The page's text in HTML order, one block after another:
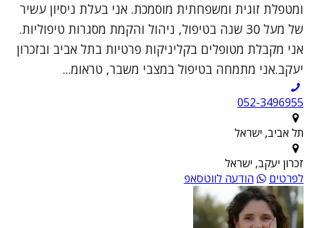
ומטפלת זוגית ומשפחתית מוסמכת. אני בעלת ניסיון עשיר
של מעל 30 שנה בטיפול, ניהול והקמת מסגרות טיפוליות.
אני מקבלת מטופלים בקליניקות פרטיות בתל אביב ובזכרון
יעקב.אני מתמחה בטיפול במצבי משבר, טראומ...
052-3496955
תל אביב, ישראל
זכרון יעקב, ישראל
לפרטים
הודעה לווטסאפ